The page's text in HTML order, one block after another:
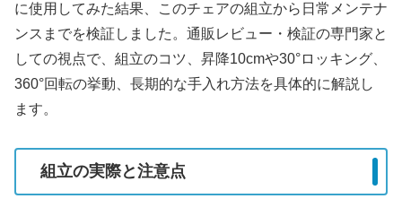
に使用してみた結果、このチェアの組立から日常メンテナ
ンスまでを検証しました。通販レビュー・検証の専門家と
しての視点で、組立のコツ、昇降10cmや30°ロッキング、
360°回転の挙動、長期的な手入れ方法を具体的に解説し
ます。
組立の実際と注意点